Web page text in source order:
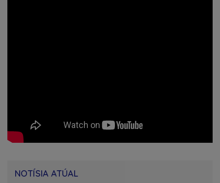
NOTÍSIA ATÚAL